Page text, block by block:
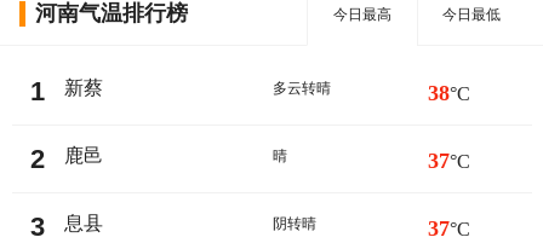
河南气温排行榜 今日最高 今日最低
1 新蔡 多云转晴 38°C
2 鹿邑 晴 37°C
3 息县 阴转晴 37°C